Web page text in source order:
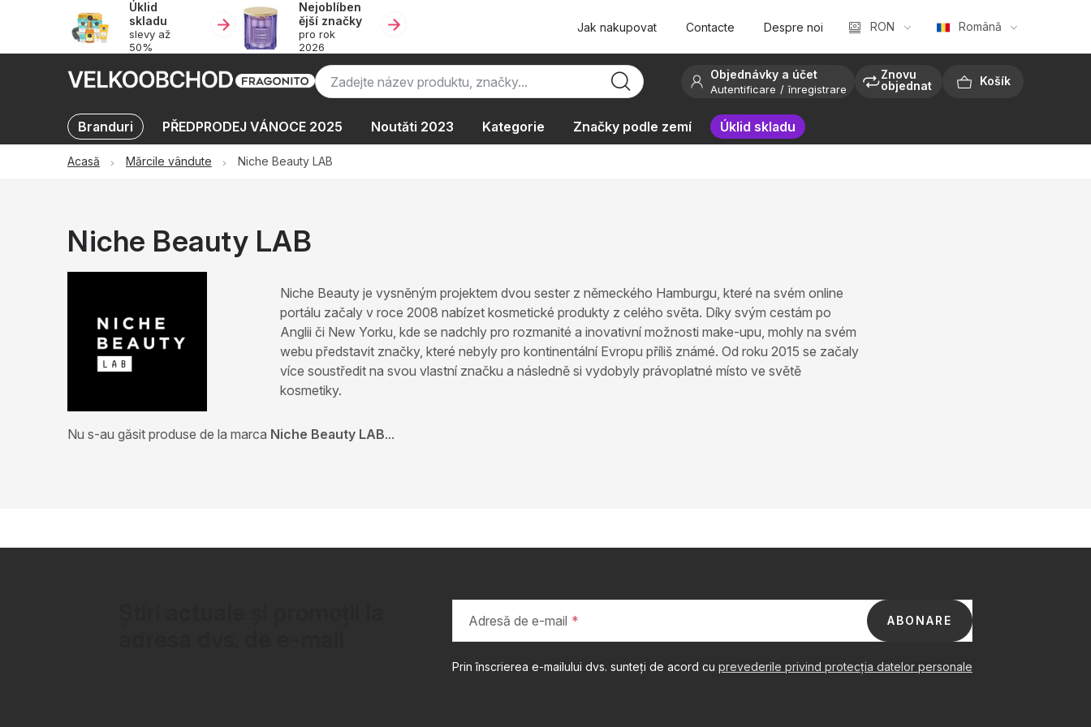
Úklid
skladu
slevy až
50%
Nejoblíben
ější značky
pro rok
2026
Jak nakupovat Contacte Despre noi RON Română
Objednávky a účet
Autentificare înregistrare
Znovu
objednat
Branduri PŘEDPRODEJ VÁNOCE 2025 Noutăti 2023 Kategorie Značky podle zemí Úklid skladu
KATALOGY Oblíbené kolekce Promotie
Acasă Mărcile vândute Niche Beauty LAB
Niche Beauty LAB
Niche Beauty je vysněným projektem dvou sester z německého Hamburgu, které na svém online
portálu začaly v roce 2008 nabízet kosmetické produkty z celého světa. Díky svým cestám po
Anglii či New Yorku, kde se nadchly pro rozmanité a inovativní možnosti make-upu, mohly na svém
webu představit značky, které nebyly pro kontinentální Evropu příliš známé. Od roku 2015 se začaly
více soustředit na svou vlastní značku a následně si vydobyly právoplatné místo ve světě
kosmetiky.
Nu s-au găsit produse de la marca Niche Beauty LAB...
Adresă de e-mail
Prin înscrierea e-mailului dvs. sunteți de acord cu prevederile privind protecția datelor personale
ABONARE